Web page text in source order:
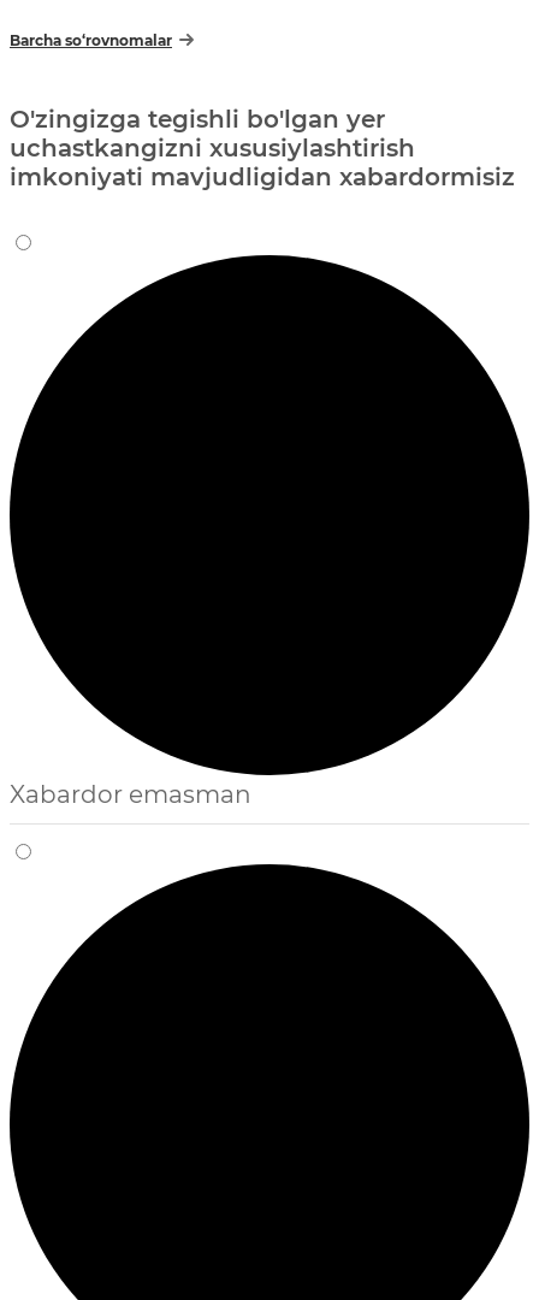
Barcha so‘rovnomalar
O'zingizga tegishli bo'lgan yer
uchastkangizni xususiylashtirish
imkoniyati mavjudligidan xabardormisiz
Xabardor emasman